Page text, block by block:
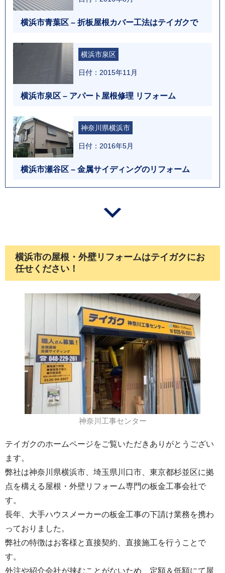
横浜市青葉区 – 折板屋根カバー工法はテイガクで
横浜市泉区
日付：2015年11月
横浜市泉区 – アパート屋根修理 リフォーム
神奈川県横浜市
日付：2016年5月
横浜市瀬谷区 – 金属サイディングのリフォーム
横浜市の屋根・外壁リフォームはテイガクにお
任せください！
神奈川工事センター
テイガクのホームページをご覧いただきありがとうござい
ます。
弊社は神奈川県横浜市、埼玉県川口市、東京都杉並区に拠
点を構える屋根・外壁リフォーム専門の板金工事会社で
す。
長年、大手ハウスメーカーの板金工事の下請け業務を携わ
っておりました。
弊社の特徴はお客様と直接契約、直接施工を行うことで
す。
外注や紹介会社が挟むことがないため、定額＆低額にて屋